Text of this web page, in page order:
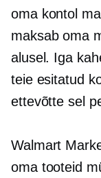
oma kontol
maksab oma
alusel. Iga
teie esitatud
ettevõtte sel
Walmart
oma tooteid